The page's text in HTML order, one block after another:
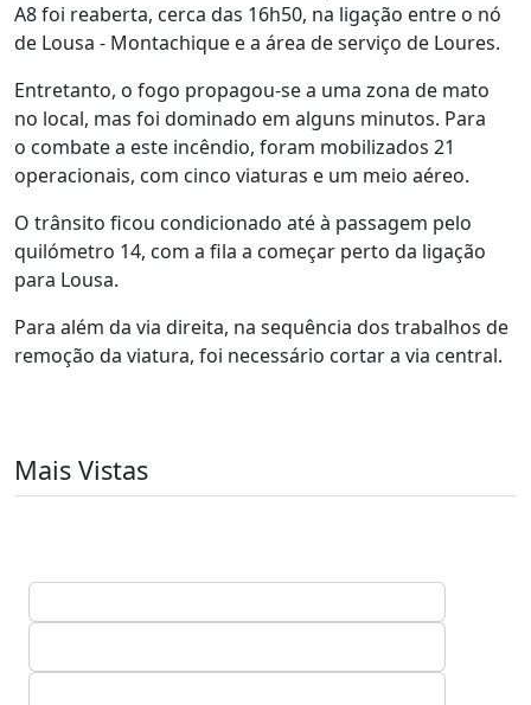
A8 foi reaberta, cerca das 16h50, na ligação entre o nó
de Lousa - Montachique e a área de serviço de Loures.
Entretanto, o fogo propagou-se a uma zona de mato
no local, mas foi dominado em alguns minutos. Para
o combate a este incêndio, foram mobilizados 21
operacionais, com cinco viaturas e um meio aéreo.
O trânsito ficou condicionado até à passagem pelo
quilómetro 14, com a fila a começar perto da ligação
para Lousa.
Para além da via direita, na sequência dos trabalhos de
remoção da viatura, foi necessário cortar a via central.
Mais Vistas